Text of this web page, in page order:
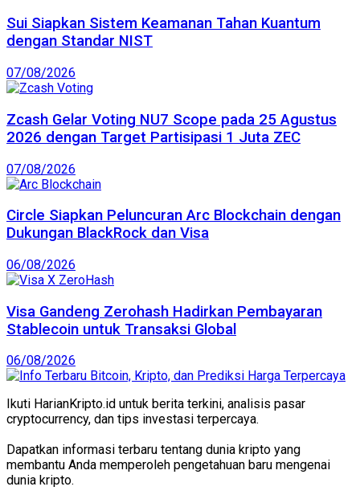
Sui Siapkan Sistem Keamanan Tahan Kuantum
dengan Standar NIST
07/08/2026
Zcash Gelar Voting NU7 Scope pada 25 Agustus
2026 dengan Target Partisipasi 1 Juta ZEC
07/08/2026
Circle Siapkan Peluncuran Arc Blockchain dengan
Dukungan BlackRock dan Visa
06/08/2026
Visa Gandeng Zerohash Hadirkan Pembayaran
Stablecoin untuk Transaksi Global
06/08/2026
Ikuti HarianKripto.id untuk berita terkini, analisis pasar
cryptocurrency, dan tips investasi terpercaya.
Dapatkan informasi terbaru tentang dunia kripto yang
membantu Anda memperoleh pengetahuan baru mengenai
dunia kripto.